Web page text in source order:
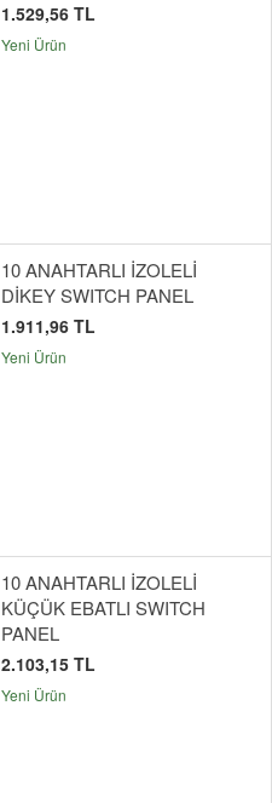
1.529,56 TL
Yeni Ürün
10 ANAHTARLI İZOLELİ
DİKEY SWITCH PANEL
1.911,96 TL
Yeni Ürün
10 ANAHTARLI İZOLELİ
KÜÇÜK EBATLI SWITCH
PANEL
2.103,15 TL
Yeni Ürün